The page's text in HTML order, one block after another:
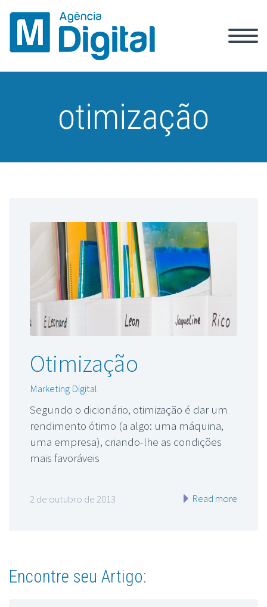
otimização
Otimização
Marketing Digital
Segundo o dicionário, otimização é dar um
rendimento ótimo (a algo: uma máquina,
uma empresa), criando-lhe as condições
mais favoráveis
2 de outubro de 2013 Read more
Encontre seu Artigo: